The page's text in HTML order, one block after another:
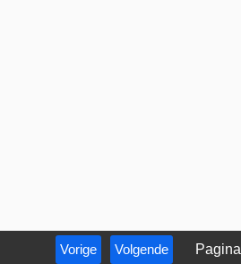
Vorige Volgende Pagina